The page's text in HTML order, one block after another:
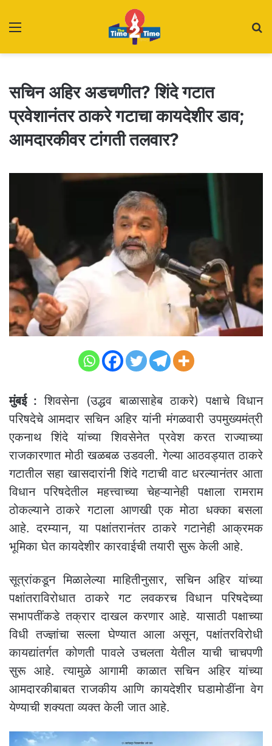
सचिन अहिर अडचणीत? शिंदे गटात
प्रवेशानंतर ठाकरे गटाचा कायदेशीर डाव;
आमदारकीवर टांगती तलवार?
मुंबई : शिवसेना (उद्धव बाळासाहेब ठाकरे) पक्षाचे विधान
परिषदेचे आमदार सचिन अहिर यांनी मंगळवारी उपमुख्यमंत्री
एकनाथ शिंदे यांच्या शिवसेनेत प्रवेश करत राज्याच्या
राजकारणात मोठी खळबळ उडवली. गेल्या आठवड्यात ठाकरे
गटातील सहा खासदारांनी शिंदे गटाची वाट धरल्यानंतर आता
विधान परिषदेतील महत्त्वाच्या चेहऱ्यानेही पक्षाला रामराम
ठोकल्याने ठाकरे गटाला आणखी एक मोठा धक्का बसला
आहे. दरम्यान, या पक्षांतरानंतर ठाकरे गटानेही आक्रमक
भूमिका घेत कायदेशीर कारवाईची तयारी सुरू केली आहे.
सूत्रांकडून मिळालेल्या माहितीनुसार, सचिन अहिर यांच्या
पक्षांतराविरोधात ठाकरे गट लवकरच विधान परिषदेच्या
सभापतींकडे तक्रार दाखल करणार आहे. यासाठी पक्षाच्या
विधी तज्ज्ञांचा सल्ला घेण्यात आला असून, पक्षांतरविरोधी
कायद्यांतर्गत कोणती पावले उचलता येतील याची चाचपणी
सुरू आहे. त्यामुळे आगामी काळात सचिन अहिर यांच्या
आमदारकीबाबत राजकीय आणि कायदेशीर घडामोडींना वेग
येण्याची शक्यता व्यक्त केली जात आहे.